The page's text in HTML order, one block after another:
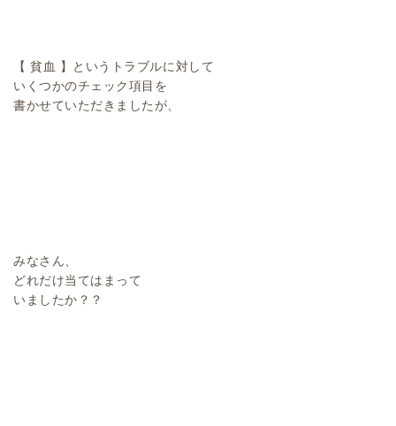
【 貧血 】というトラブルに対して
いくつかのチェック項目を
書かせていただきましたが、
みなさん、
どれだけ当てはまって
いましたか？？